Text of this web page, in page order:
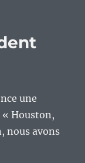
une
« Houston,
nous avons